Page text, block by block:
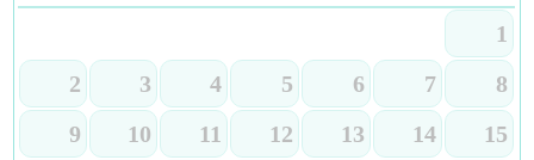
1
2
3 4 5 6 7
8
9
10 11 12 13 14
15